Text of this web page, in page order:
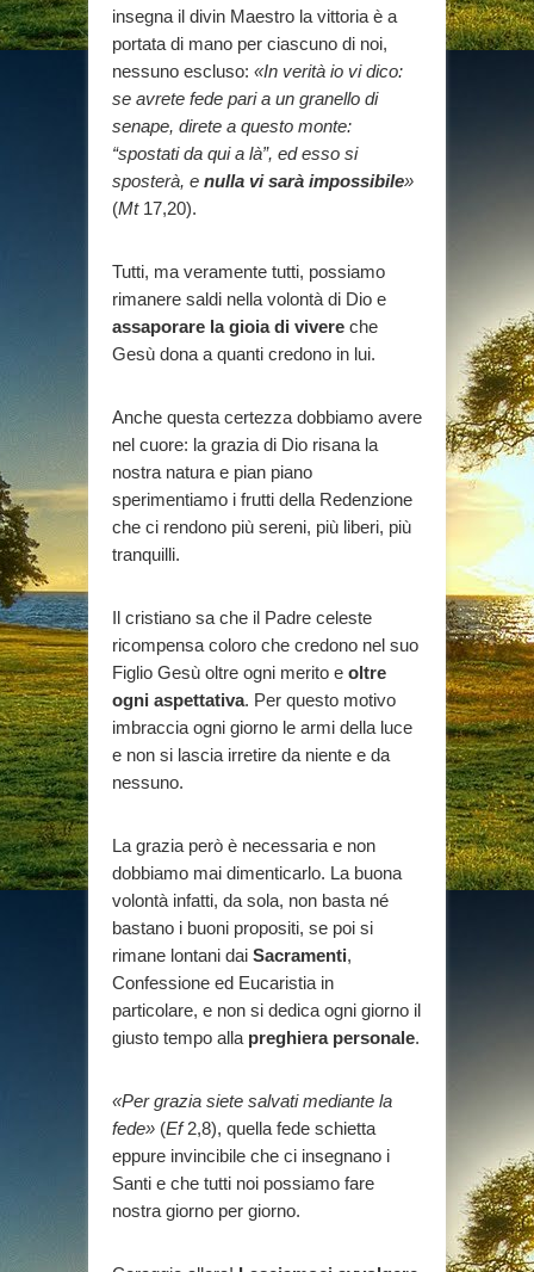
insegna il divin Maestro la vittoria è a
portata di mano per ciascuno di noi,
nessuno escluso: «In verità io vi dico:
se avrete fede pari a un granello di
senape, direte a questo monte:
“spostati da qui a là”, ed esso si
sposterà, e nulla vi sarà impossibile»
(Mt17,20).
Tutti, ma veramente tutti, possiamo
rimanere saldi nella volontà di Dio e
assaporare la gioia di vivere che
Gesù dona a quanti credono in lui.
Anche questa certezza dobbiamo avere
nel cuore: la grazia di Dio risana la
nostra natura e pian piano
sperimentiamo i frutti della Redenzione
che ci rendono più sereni, più liberi, più
tranquilli.
Il cristiano sa che il Padre celeste
ricompensa coloro che credono nel suo
Figlio Gesù oltre ogni merito e oltre
ogni aspettativa. Per questo motivo
imbraccia ogni giorno le armi della luce
e non si lascia irretire da niente e da
nessuno.
La grazia però è necessaria e non
dobbiamo mai dimenticarlo. La buona
volontà infatti, da sola, non basta né
bastano i buoni propositi, se poi si
rimane lontani dai Sacramenti,
Confessione ed Eucaristia in
particolare, e non si dedica ogni giorno il
giusto tempo alla preghiera personale.
«Per grazia siete salvati mediante la
fede» (Ef2,8), quella fede schietta
eppure invincibile che ci insegnano i
Santi e che tutti noi possiamo fare
nostra giorno per giorno.